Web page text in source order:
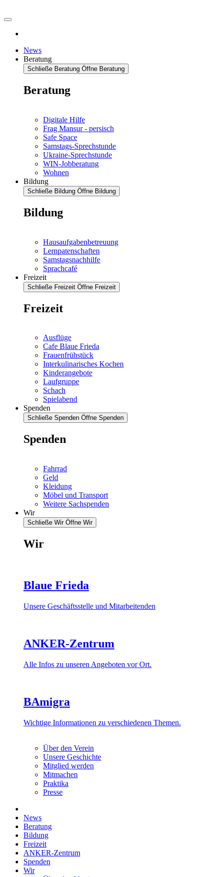
News
Beratung
Schließe Beratung Öffne Beratung
Beratung
Digitale Hilfe
Frag Mansur - persisch
Safe Space
Samstags-Sprechstunde
Ukraine-Sprechstunde
WIN-Jobberatung
Wohnen
Bildung
Schließe Bildung Öffne Bildung
Bildung
Hausaufgabenbetreuung
Lernpatenschaften
Samstagsnachhilfe
Sprachcafé
Freizeit
Schließe Freizeit Öffne Freizeit
Freizeit
Ausflüge
Cafe Blaue Frieda
Frauenfrühstück
Interkulinarisches Kochen
Kinderangebote
Laufgruppe
Schach
Spielabend
Spenden
Schließe Spenden Öffne Spenden
Spenden
Fahrrad
Geld
Kleidung
Möbel und Transport
Weitere Sachspenden
Wir
Schließe Wir Öffne Wir
Wir
Blaue Frieda
Unsere Geschäftsstelle und Mitarbeitenden
ANKER-Zentrum
Alle Infos zu unseren Angeboten vor Ort.
BAmigra
Wichtige Informationen zu verschiedenen Themen.
Über den Verein
Unsere Geschichte
Mitglied werden
Mitmachen
Praktika
Presse
News
Beratung
Bildung
Freizeit
ANKER-Zentrum
Spenden
Wir